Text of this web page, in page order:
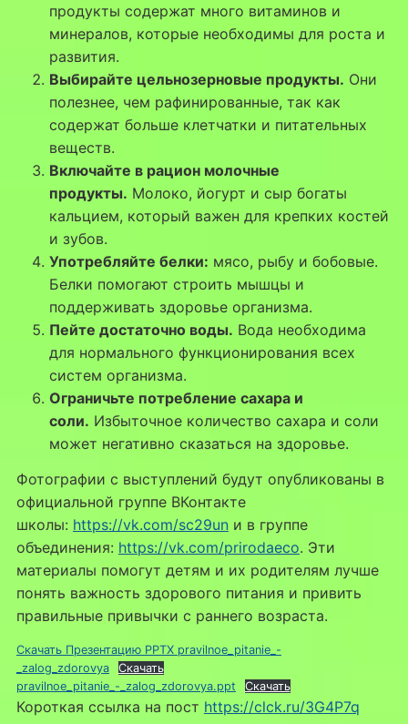
продукты содержат много витаминов и
минералов, которые необходимы для роста и
развития.
Выбирайте цельнозерновые продукты. Они
полезнее, чем рафинированные, так как
содержат больше клетчатки и питательных
веществ.
Включайте в рацион молочные
продукты. Молоко, йогурт и сыр богаты
кальцием, который важен для крепких костей
и зубов.
Употребляйте белки: мясо, рыбу и бобовые.
Белки помогают строить мышцы и
поддерживать здоровье организма.
Пейте достаточно воды. Вода необходима
для нормального функционирования всех
систем организма.
Ограничьте потребление сахара и
соли. Избыточное количество сахара и соли
может негативно сказаться на здоровье.
Фотографии с выступлений будут опубликованы в
официальной группе ВКонтакте
школы: https://vk.com/sc29un и в группе
объединения: https://vk.com/prirodaeco. Эти
материалы помогут детям и их родителям лучше
понять важность здорового питания и привить
правильные привычки с раннего возраста.
Скачать Презентацию PPTX pravilnoe_pitanie_-
_zalog_zdorovya
Скачать
pravilnoe_pitanie_-_zalog_zdorovya.ppt
Скачать
Короткая ссылка на пост https://clck.ru/3G4P7q